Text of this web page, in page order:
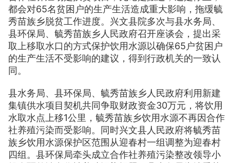
都会对65名贫困户的生产生活造成重大影响，拖缓毓
秀苗族乡脱贫工作进度。兴文县院多次与县水务局、
县环保局、毓秀苗族乡人民政府召开座谈会，提出采
取上移取水口的方式保护饮用水源以确保65户贫困户
的生产生活不受影响的建议，得到行政机关的一致认
同。
县水务局、县环保局、毓秀苗族乡人民政府利用新建
集镇供水项目契机共同争取财政资金30万元，将饮用
水取水点上移1公里，毓秀苗族乡饮用水源不再因合作
社养殖污染而受影响。同时兴文县人民政府将毓秀苗
族乡饮用水源保护区范围从迎春村一组调整为迎春村
四组。县环保局牵头成立合作社养殖污染整改领导小